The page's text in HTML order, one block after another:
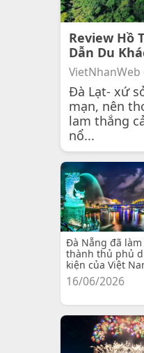
Review Hồ
Dẫn Du
Đà Lạt- xứ
mạn, nên
lam thắng
nổ...
Đà Nẵng đã
thành thủ phủ
kiện của Việt
16/06/2026